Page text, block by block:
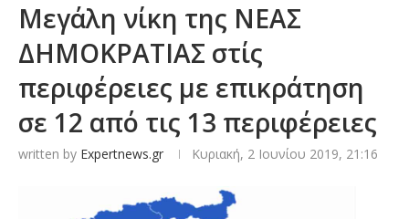
Μεγάλη νίκη της ΝΕΑΣ
ΔΗΜΟΚΡΑΤΙΑΣ στίς
περιφέρειες με επικράτηση
σε 12 από τις 13 περιφέρειες
written by Expertnews.gr Κυριακή, 2 Ιουνίου 2019, 21:16